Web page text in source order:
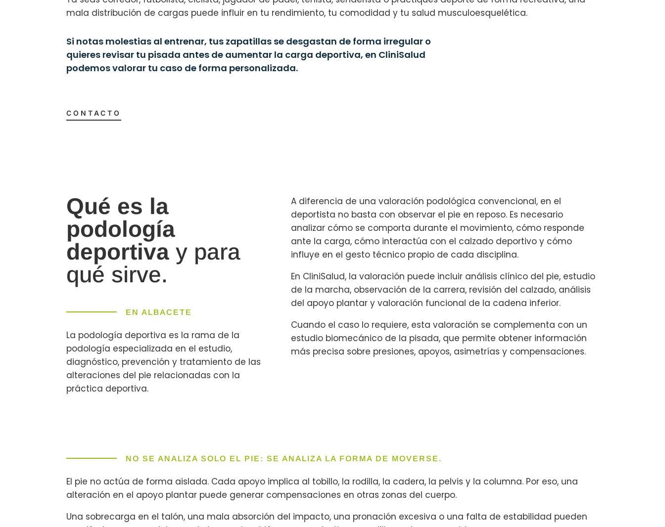
mala distribución de cargas puede influir en tu rendimiento, tu comodidad y tu salud musculoesquelética.
Si notas molestias al entrenar, tus zapatillas se desgastan de forma irregular o
quieres revisar tu pisada antes de aumentar la carga deportiva, en CliniSalud
podemos valorar tu caso de forma personalizada.
CONTACTO
Qué es la
podología
deportiva y para
qué sirve.
EN ALBACETE
La podología deportiva es la rama de la
podología especializada en el estudio,
diagnóstico, prevención y tratamiento de las
alteraciones del pie relacionadas con la
práctica deportiva.
A diferencia de una valoración podológica convencional, en el
deportista no basta con observar el pie en reposo. Es necesario
analizar cómo se comporta durante el movimiento, cómo responde
ante la carga, cómo interactúa con el calzado deportivo y cómo
influye en el gesto técnico propio de cada disciplina.
En CliniSalud, la valoración puede incluir análisis clínico del pie, estudio
de la marcha, observación de la carrera, revisión del calzado, análisis
del apoyo plantar y valoración funcional de la cadena inferior.
Cuando el caso lo requiere, esta valoración se complementa con un
estudio biomecánico de la pisada, que permite obtener información
más precisa sobre presiones, apoyos, asimetrías y compensaciones.
NO SE ANALIZA SOLO EL PIE: SE ANALIZA LA FORMA DE MOVERSE.
El pie no actúa de forma aislada. Cada apoyo implica al tobillo, la rodilla, la cadera, la pelvis y la columna. Por eso, una
alteración en el apoyo plantar puede generar compensaciones en otras zonas del cuerpo.
Una sobrecarga en el talón, una mala absorción del impacto, una pronación excesiva o una falta de estabilidad pueden